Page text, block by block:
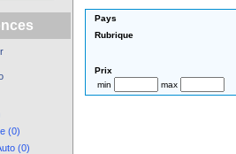
(0)
(0)
Pays
Rubrique
Prix
min
max